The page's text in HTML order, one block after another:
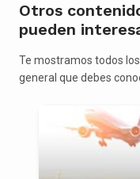
Otros
pueden
Te mostramos todos
general que debes